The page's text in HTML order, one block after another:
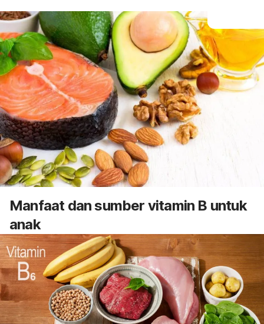
Manfaat dan sumber vitamin B untuk
anak